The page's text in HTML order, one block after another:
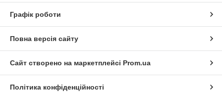
Графік роботи
Повна версія сайту
Сайт створено на маркетплейсі Prom.ua
Політика конфіденційності